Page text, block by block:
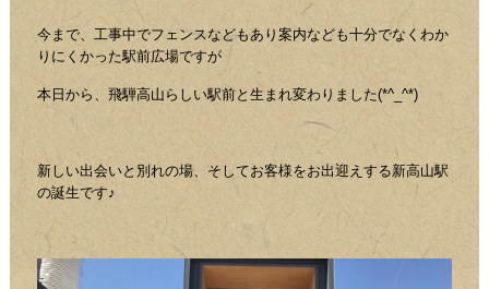
今まで、工事中でフェンスなどもあり案内なども十分でなくわか
りにくかった駅前広場ですが
本日から、飛騨高山らしい駅前と生まれ変わりました(*^_^*)
新しい出会いと別れの場、そしてお客様をお出迎えする新高山駅
の誕生です♪